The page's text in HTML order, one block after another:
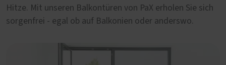
Hitze. Mit unseren Balkontüren von PaX erholen Sie sich
sorgenfrei - egal ob auf Balkonien oder anderswo.